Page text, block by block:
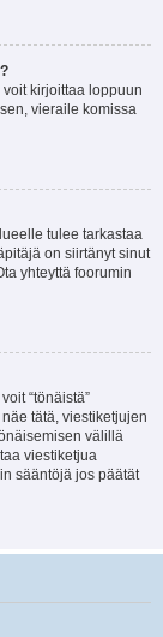
kirjoittaa loppuun
vieraile komissa
tulee tarkastaa
on siirtänyt sinut
yhteyttä foorumin
“tönäistä”
tätä, viestiketjujen
välillä
viestiketjua
sääntöjä jos päätät